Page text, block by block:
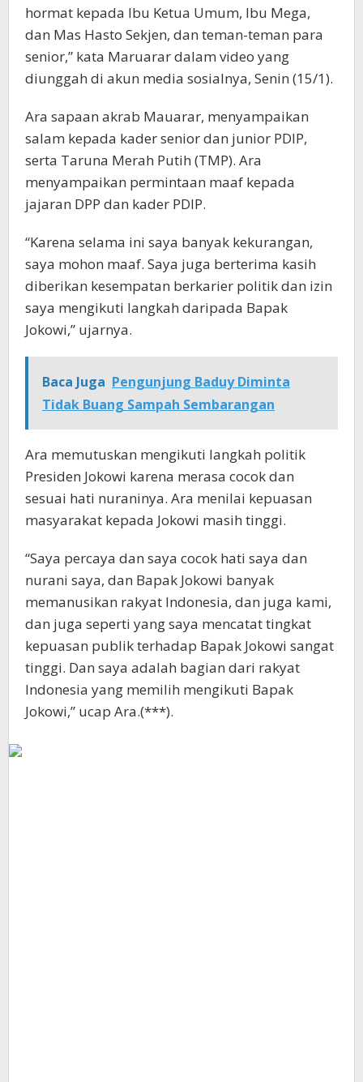
hormat kepada Ibu Ketua Umum, Ibu Mega,
dan Mas Hasto Sekjen, dan teman-teman para
senior,” kata Maruarar dalam video yang
diunggah di akun media sosialnya, Senin (15/1).
Ara sapaan akrab Mauarar, menyampaikan
salam kepada kader senior dan junior PDIP,
serta Taruna Merah Putih (TMP). Ara
menyampaikan permintaan maaf kepada
jajaran DPP dan kader PDIP.
“Karena selama ini saya banyak kekurangan,
saya mohon maaf. Saya juga berterima kasih
diberikan kesempatan berkarier politik dan izin
saya mengikuti langkah daripada Bapak
Jokowi,” ujarnya.
Baca Juga Pengunjung Baduy Diminta
Tidak Buang Sampah Sembarangan
Ara memutuskan mengikuti langkah politik
Presiden Jokowi karena merasa cocok dan
sesuai hati nuraninya. Ara menilai kepuasan
masyarakat kepada Jokowi masih tinggi.
“Saya percaya dan saya cocok hati saya dan
nurani saya, dan Bapak Jokowi banyak
memanusikan rakyat Indonesia, dan juga kami,
dan juga seperti yang saya mencatat tingkat
kepuasan publik terhadap Bapak Jokowi sangat
tinggi. Dan saya adalah bagian dari rakyat
Indonesia yang memilih mengikuti Bapak
Jokowi,” ucap Ara.(***).